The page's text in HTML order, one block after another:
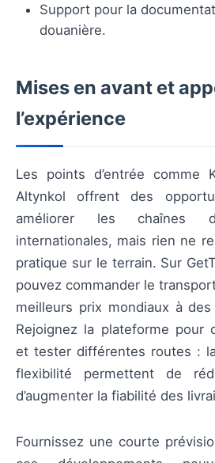
Support pour la
douanière.
Mises en avant et
l’expérience
Les points d’entrée comme
Altynkol offrent des
améliorer les chaînes
internationales, mais rien ne
pratique sur le terrain. Sur
pouvez commander le
meilleurs prix mondiaux à
Rejoignez la plateforme pour
et tester différentes routes :
flexibilité permettent de
d’augmenter la fiabilité des
Fournissez une courte